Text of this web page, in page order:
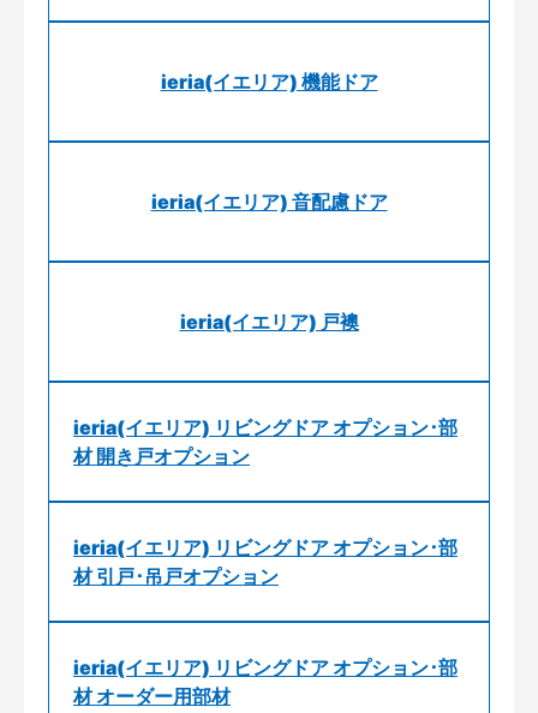
ieria(イエリア) 機能ドア
ieria(イエリア) 音配慮ドア
ieria(イエリア) 戸襖
ieria(イエリア) リビングドア オプション･部
材 開き戸オプション
ieria(イエリア) リビングドア オプション･部
材 引戸･吊戸オプション
ieria(イエリア) リビングドア オプション･部
材 オーダー用部材